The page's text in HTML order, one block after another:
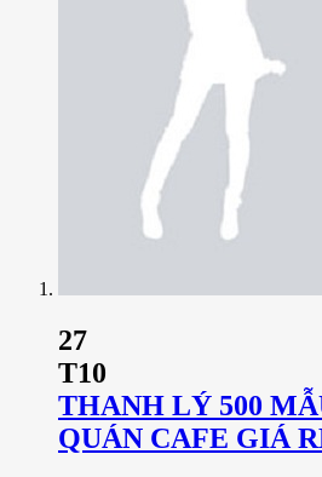
27
T10
THANH LÝ 500
QUÁN CAFE GIÁ